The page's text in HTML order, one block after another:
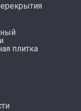
плитка